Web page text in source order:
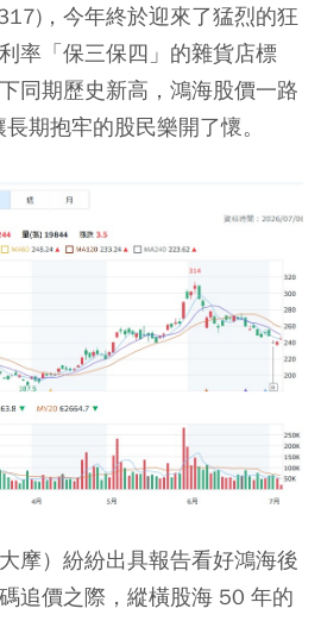
，今年終於迎來了猛烈的狂
率「保三保四」的雜貨店標
同期歷史新高，鴻海股價一路
期抱牢的股民樂開了懷。
摩）紛紛出具報告看好鴻海後
追價之際，縱橫股海 50 年的